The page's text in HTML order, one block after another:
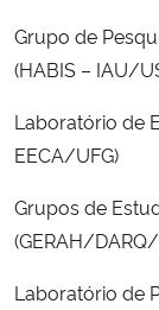
Grupo de
(HABIS – IAU/
Laboratório de
EECA/UFG)
Grupos de
(GERAH/
Laboratório de